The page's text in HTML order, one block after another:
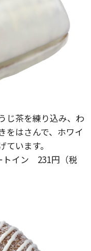
じ茶を練り込み、わ
をはさんで、ホワイ
います。
トイン 231円（税